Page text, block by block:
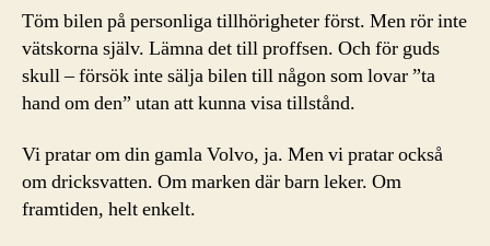
Töm bilen på personliga tillhörigheter först. Men rör inte
vätskorna själv. Lämna det till proffsen. Och för guds
skull – försök inte sälja bilen till någon som lovar ”ta
hand om den” utan att kunna visa tillstånd.
Vi pratar om din gamla Volvo, ja. Men vi pratar också
om dricksvatten. Om marken där barn leker. Om
framtiden, helt enkelt.